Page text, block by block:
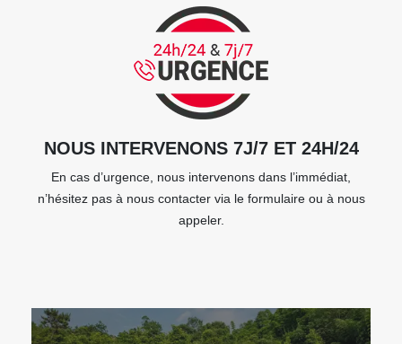
NOUS INTERVENONS 7J/7 ET 24H/24
En cas d’urgence, nous intervenons dans l’immédiat,
n’hésitez pas à nous contacter via le formulaire ou à nous
appeler.